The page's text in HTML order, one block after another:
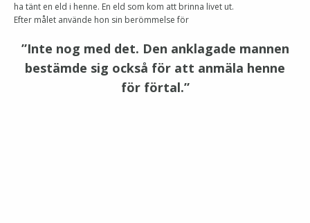
ha tänt en eld i henne. En eld som kom att brinna livet ut.
Efter målet använde hon sin berömmelse för
”Inte nog med det. Den anklagade mannen
bestämde sig också för att anmäla henne
för förtal.”